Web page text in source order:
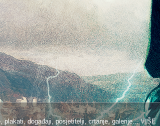
plakati, događaji, posjetitelji, crtanje, galerije...VIŠE